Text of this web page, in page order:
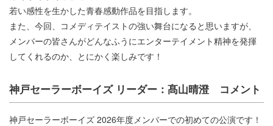
若い感性を生かした青春感動作品を目指します。
また、今回、コメディテイストの強い舞台になると思いますが、
メンバーの皆さんがどんなふうにエンターテイメント精神を発揮
してくれるのか、とにかく楽しみです！
神戸セーラーボーイズ リーダー：髙山晴澄 コメント
神戸セーラーボーイズ 2026年度メンバーでの初めての公演です！